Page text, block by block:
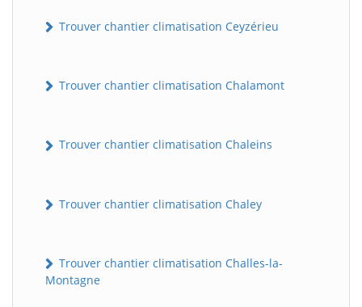
Trouver chantier climatisation Ceyzérieu
Trouver chantier climatisation Chalamont
Trouver chantier climatisation Chaleins
Trouver chantier climatisation Chaley
Trouver chantier climatisation Challes-la-
Montagne